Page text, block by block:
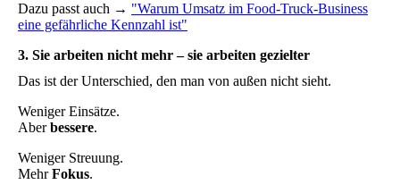
Dazu passt auch → "Warum Umsatz im Food-Truck-Business
eine gefährliche Kennzahl ist"
3. Sie arbeiten nicht mehr – sie arbeiten gezielter
Das ist der Unterschied, den man von außen nicht sieht.
Weniger Einsätze.
Aberbessere.
Weniger Streuung.
MehrFokus.